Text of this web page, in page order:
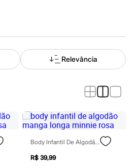
Relevância
Body Infantil De Algodão Manga Longa Minnie Rosa
R$ 39,99